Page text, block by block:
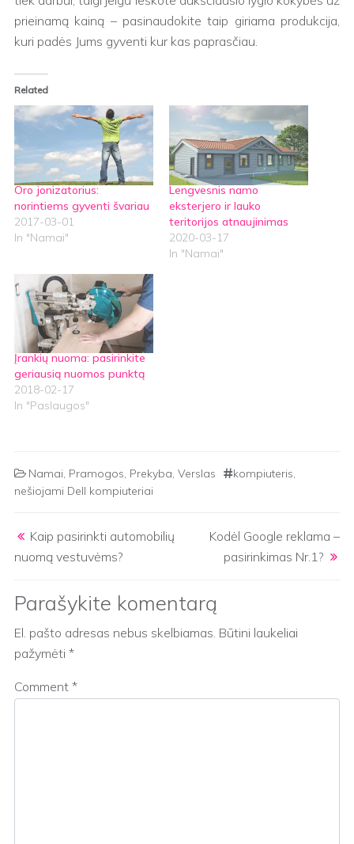
prieinamą kainą – pasinaudokite taip giriama produkcija,
kuri padės Jums gyventi kur kas paprasčiau.
Related
Oro jonizatorius:
norintiems gyventi švariau
2017-03-01
In "Namai"
Lengvesnis namo
eksterjero ir lauko
teritorijos atnaujinimas
2020-03-17
In "Namai"
Įrankių nuoma: pasirinkite
geriausią nuomos punktą
2018-02-17
In "Paslaugos"
Namai, Pramogos, Prekyba, Verslas kompiuteris,
nešiojami Dell kompiuteriai
Kaip pasirinkti automobilių
nuomą vestuvėms?
Kodėl Google reklama –
pasirinkimas Nr.1?
Parašykite komentarą
El. pašto adresas nebus skelbiamas. Būtini laukeliai
pažymėti *
Comment *